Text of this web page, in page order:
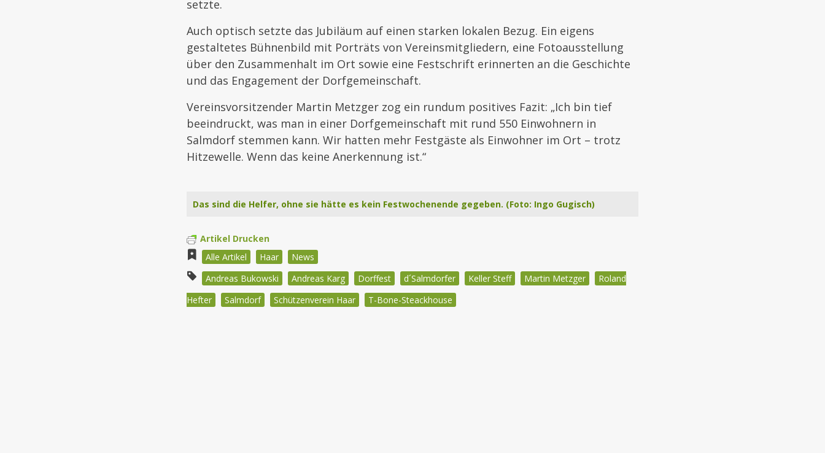
setzte.
Auch optisch setzte das Jubiläum auf einen starken lokalen Bezug. Ein eigens
gestaltetes Bühnenbild mit Porträts von Vereinsmitgliedern, eine Fotoausstellung
über den Zusammenhalt im Ort sowie eine Festschrift erinnerten an die Geschichte
und das Engagement der Dorfgemeinschaft.
Vereinsvorsitzender Martin Metzger zog ein rundum positives Fazit: „Ich bin tief
beeindruckt, was man in einer Dorfgemeinschaft mit rund 550 Einwohnern in
Salmdorf stemmen kann. Wir hatten mehr Festgäste als Einwohner im Ort – trotz
Hitzewelle. Wenn das keine Anerkennung ist.“
Das sind die Helfer, ohne sie hätte es kein Festwochenende gegeben. (Foto: Ingo Gugisch)
Artikel Drucken
Alle Artikel
Haar
News
Andreas Bukowski
Andreas Karg Dorffest d´Salmdorfer Keller Steff Martin Metzger
Roland
Hefter
Salmdorf Schützenverein Haar T-Bone-Steackhouse